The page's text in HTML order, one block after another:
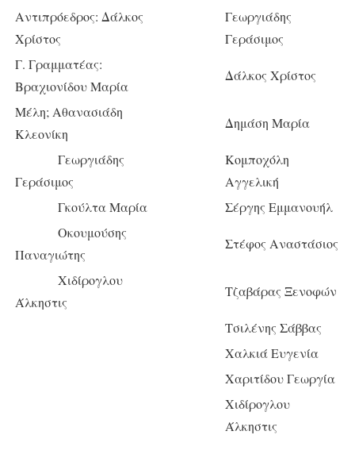
Αντιπρόεδρος: Δάλκος
Χρίστος
Γεωργιάδης
Γεράσιμος
Γ. Γραμματέας:
Βραχιονίδου Μαρία
Δάλκος Χρίστος
Μέλη; Αθανασιάδη
Κλεονίκη
Δημάση Μαρία
Γεωργιάδης
Γεράσιμος
Κομποχόλη
Αγγελική
Γκούλτα Μαρία
Σέργης Εμμανουήλ
Οκουμούσης
Παναγιώτης
Στέφος Αναστάσιος
Χιδίρογλου
Άλκηστις
Τζαβάρας Ξενοφών
Τσιλένης Σάββας
Χαλκιά Ευγενία
Χαριτίδου Γεωργία
Χιδίρογλου
Άλκηστις